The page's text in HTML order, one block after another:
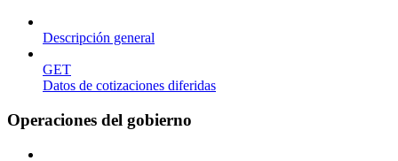
Descripción general
GET
Datos de cotizaciones diferidas
Operaciones del gobierno